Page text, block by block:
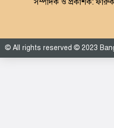
সম্পাদক ও প্রকাশক: ফারুক
© All rights reserved © 2023